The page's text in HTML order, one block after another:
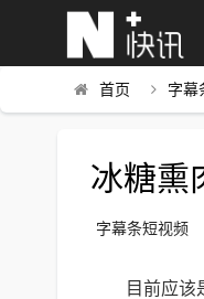
首页 字幕
冰糖熏
字幕条短视频
目前应该